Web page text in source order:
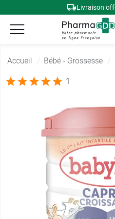
Livraison
Accueil Bébé - Grossesse
1